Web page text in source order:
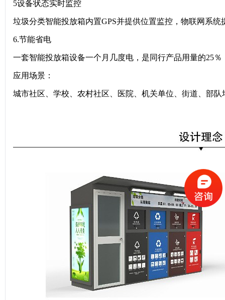
5设备状态实时监控
垃圾分类智能投放箱内置GPS并提供位置监控，物联网系
6.节能省电
一套智能投放箱设备一个月几度电，是同行产品用量的25％
应用场景：
城市社区、学校、农村社区、医院、机关单位、街道、部队